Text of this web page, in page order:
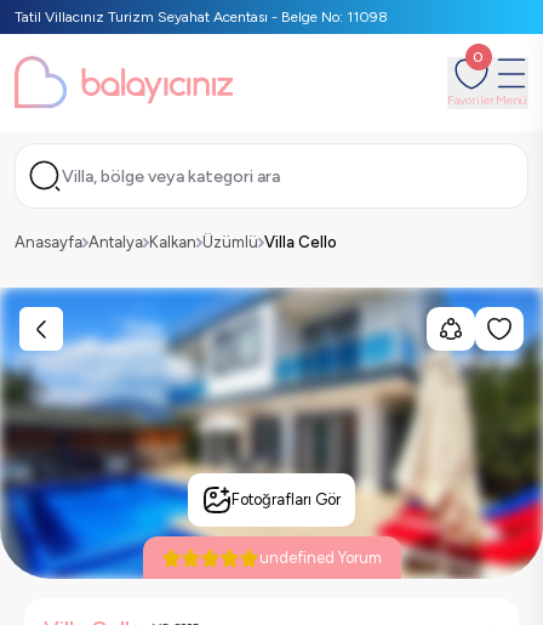
Tatil Villacınız Turizm Seyahat Acentası - Belge No: 11098
0
FavorilerMenü
Villa, bölge veya kategori ara
Anasayfa Antalya Kalkan Üzümlü Villa Cello
Fotoğrafları Gör
undefined Yorum